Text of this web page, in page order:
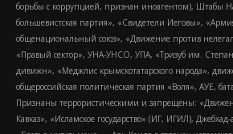
борьбы с коррупцией, признан иноагентом), Штабы
большевистская партия», «Свидетели Иеговы»,
общенациональный союз», «Движение против
«Правый сектор», УНА-УНСО, УПА, «Тризуб им.
дивижн», «Меджлис крымскотатарского народа»,
общероссийская политическая партия «Воля», АУЕ,
Признаны террористическими и запрещены:
Кавказ», «Исламское государство» (ИГ, ИГИЛ),